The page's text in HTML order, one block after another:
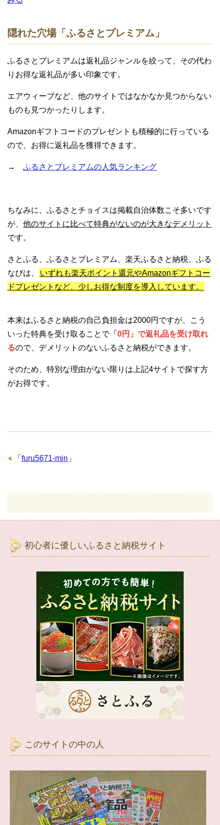
隠れた穴場「ふるさとプレミアム」
ふるさとプレミアムは返礼品ジャンルを絞って、その代わ
りお得な返礼品が多い印象です。
エアウィーブなど、他のサイトではなかなか見つからない
ものも見つかったりします。
Amazonギフトコードのプレゼントも積極的に行っている
ので、お得に返礼品を獲得できます。
→ ふるさとプレミアムの人気ランキング
ちなみに、ふるさとチョイスは掲載自治体数こそ多いです
が、 他のサイトに比べて特典がないのが大きなデメリット
です。
さとふる、ふるさとプレミアム、楽天ふるさと納税、ふる
なびは、
いずれも楽天ポイント還元やAmazonギフトコー
ドプレゼントなど、少しお得な制度を導入しています。
本来はふるさと納税の自己負担金は2000円ですが、こう
いった特典を受け取ることで「0円」で返礼品を受け取れ
るので、デメリットのないふるさと納税ができます。
そのため、特別な理由がない限りは上記4サイトで探す方
がお得です。
「 furu5671-min 」
初心者に優しいふるさと納税サイト
このサイトの中の人